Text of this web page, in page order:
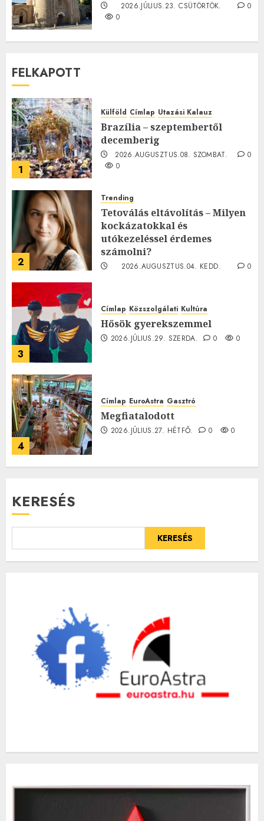
2026.JÚLIUS.23. CSÜTÖRTÖK.
0
0
FELKAPOTT
1
Külföld Címlap Utazási Kalauz
Brazília – szeptembertől
decemberig
2026.AUGUSZTUS.08. SZOMBAT.
0
0
2
Trending
Tetoválás eltávolítás – Milyen
kockázatokkal és
utókezeléssel érdemes
számolni?
2026.AUGUSZTUS.04. KEDD.
0
3
Címlap Közszolgálati Kultúra
Hősök gyerekszemmel
2026.JÚLIUS.29. SZERDA. 0 0
4
Címlap EuroAstra Gasztró
Megfiatalodott
2026.JÚLIUS.27. HÉTFŐ. 0 0
KERESÉS
KERESÉS